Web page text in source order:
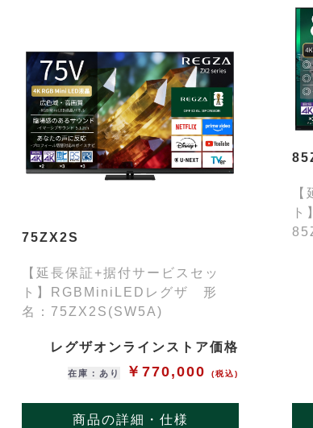
75ZX2S
【延長保証+据付サービスセッ
ト】RGBMiniLEDレグザ 形
名：75ZX2S(SW5A)
レグザオンラインストア価格
在庫：あり ￥770,000(税込)
商品の詳細・仕様